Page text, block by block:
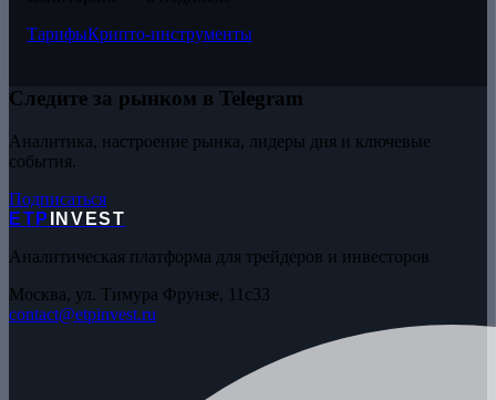
ТарифыКрипто-инструменты
Следите за рынком в Telegram
Аналитика, настроение рынка, лидеры дня и ключевые
события.
Подписаться
ETP
INVEST
Аналитическая платформа для трейдеров и инвесторов
Москва, ул. Тимура Фрунзе, 11с33
contact@etpinvest.ru